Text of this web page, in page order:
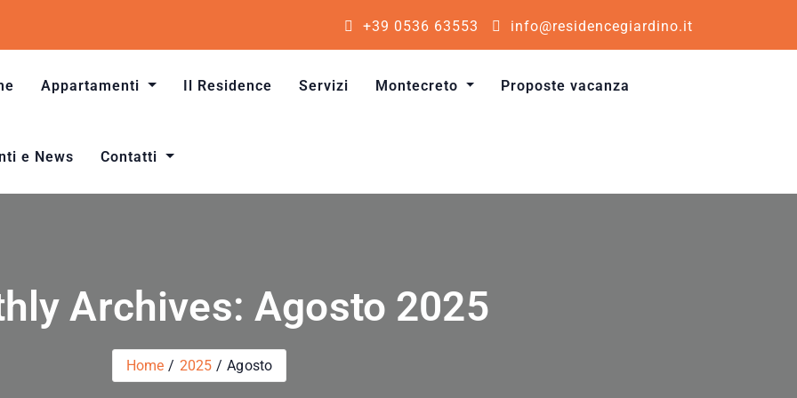
+39 0536 63553 info@residencegiardino.it
Appartamenti Il Residence Servizi Montecreto Proposte vacanza
e News Contatti
Archives: Agosto 2025
Home 2025 Agosto